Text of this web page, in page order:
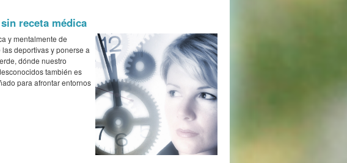
receta médica
y mentalmente de
deportivas y ponerse a
dónde nuestro
también es
para afrontar entornos